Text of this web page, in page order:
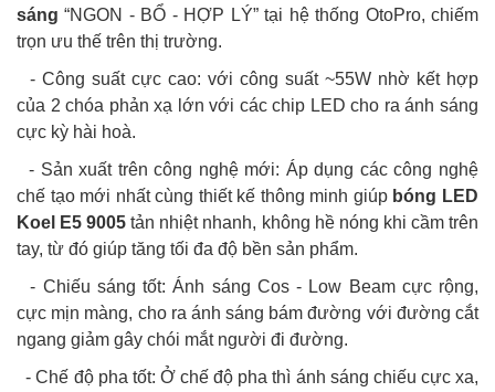
sáng “NGON - BỔ - HỢP LÝ” tại hệ thống OtoPro, chiếm
trọn ưu thế trên thị trường.
- Công suất cực cao: với công suất ~55W nhờ kết hợp
của 2 chóa phản xạ lớn với các chip LED cho ra ánh sáng
cực kỳ hài hoà.
- Sản xuất trên công nghệ mới: Áp dụng các công nghệ
chế tạo mới nhất cùng thiết kế thông minh giúp bóng LED
Koel E5 9005 tản nhiệt nhanh, không hề nóng khi cầm trên
tay, từ đó giúp tăng tối đa độ bền sản phẩm.
- Chiếu sáng tốt: Ánh sáng Cos - Low Beam cực rộng,
cực mịn màng, cho ra ánh sáng bám đường với đường cắt
ngang giảm gây chói mắt người đi đường.
- Chế độ pha tốt: Ở chế độ pha thì ánh sáng chiếu cực xa,